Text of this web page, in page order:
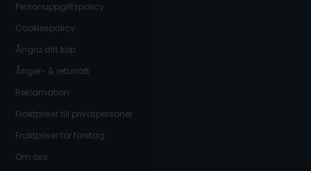
Personuppgiftspolicy
Cookiespolicy
Ångra ditt köp
Ånger- & returrätt
Reklamation
Fraktpriser till privatpersoner
Fraktpriser för företag
Om oss